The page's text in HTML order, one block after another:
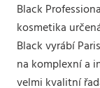
Black
kosmetika
Black vyrábí
na komplexní a
velmi kvalitní